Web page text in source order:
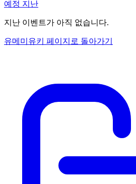
예정 지난
지난 이벤트가 아직 없습니다.
유메미유키 페이지로 돌아가기